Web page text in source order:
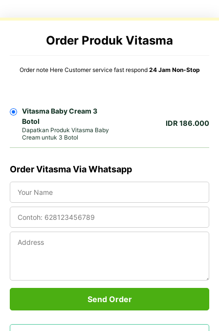
Order Produk Vitasma
Order note Here Customer service fast respond 24 Jam Non-Stop
Vitasma Baby Cream 3
Botol
Dapatkan Produk Vitasma Baby
Cream untuk 3 Botol
IDR 186.000
Order Vitasma Via Whatsapp